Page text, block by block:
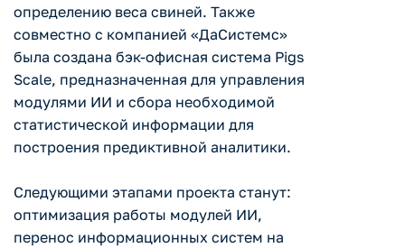
определению веса свиней. Также
совместно с компанией «ДаСистемс»
была создана бэк-офисная система Pigs
Scale, предназначенная для управления
модулями ИИ и сбора необходимой
статистической информации для
построения предиктивной аналитики.
Следующими этапами проекта станут:
оптимизация работы модулей ИИ,
перенос информационных систем на